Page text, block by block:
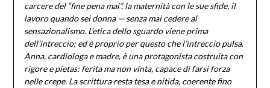
carcere del “fine pena mai”, la maternità con le sue sfide, il
lavoro quando sei donna — senza mai cedere al
sensazionalismo. L’etica dello sguardo viene prima
dell’intreccio; ed è proprio per questo che l’intreccio pulsa.
Anna, cardiologa e madre, è una protagonista costruita con
rigore e pietas: ferita ma non vinta, capace di farsi forza
nelle crepe. La scrittura resta tesa e nitida, coerente fino